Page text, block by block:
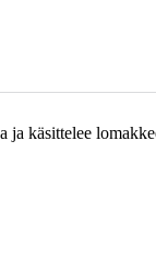
ja käsittelee